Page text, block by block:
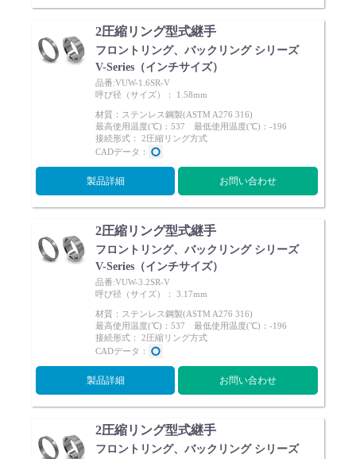
2圧縮リング型式継手
フロントリング、バックリング シリーズ
V-Series（インチサイズ）
品番:VUW-1.6SR-V
呼び径（サイズ）： 1.58mm
材質：ステンレス鋼製(ASTM A276 316)
最高使用温度(℃)：537 最低使用温度(℃)：-196
接続形式： 2圧縮リング方式
CADデータ：
製品詳細 お問い合わせ
2圧縮リング型式継手
フロントリング、バックリング シリーズ
V-Series（インチサイズ）
品番:VUW-3.2SR-V
呼び径（サイズ）： 3.17mm
材質：ステンレス鋼製(ASTM A276 316)
最高使用温度(℃)：537 最低使用温度(℃)：-196
接続形式： 2圧縮リング方式
CADデータ：
製品詳細 お問い合わせ
2圧縮リング型式継手
フロントリング、バックリング シリーズ